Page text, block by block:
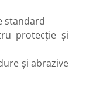
standard
protecție și
și abrazive